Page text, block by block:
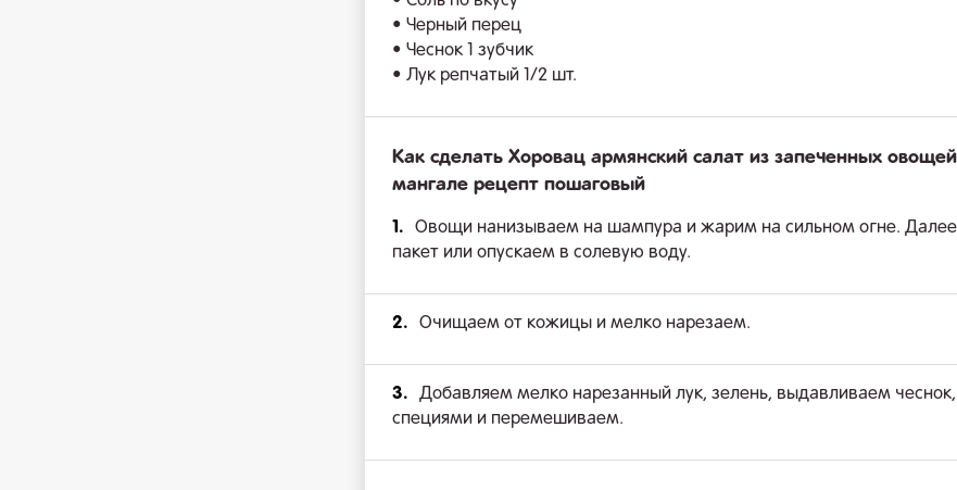
• Черный перец
• Чеснок 1 зубчик
• Лук репчатый 1/2 шт.
Как сделать Хоровац армянский салат из запеченных
мангале рецепт пошаговый
1.
Овощи нанизываем на шампура и жарим на сильном огне.
пакет или опускаем в солевую воду.
2. Очищаем от кожицы и мелко нарезаем.
3.
Добавляем мелко нарезанный лук, зелень, выдавливаем
специями и перемешиваем.